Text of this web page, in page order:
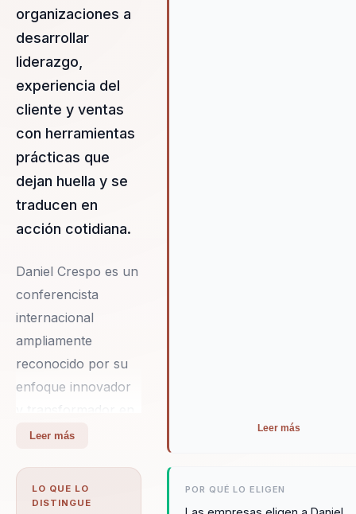
organizaciones a
desarrollar
liderazgo,
experiencia del
cliente y ventas
con herramientas
prácticas que
dejan huella y se
traducen en
acción cotidiana.
Daniel Crespo es un
conferencista
internacional
ampliamente
reconocido por su
enfoque innovador
áreas clave como el
y la experiencia del
cliente. Residente en
Leer más
LO QUE LO
DISTINGUE
Leer más
POR QUÉ LO ELIGEN